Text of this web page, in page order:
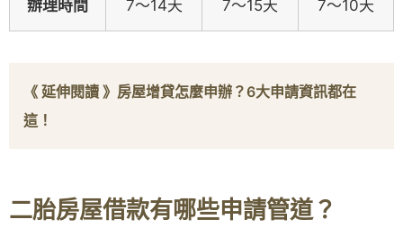
辦理時間 7～14天 7～15天 7～10天
《 延伸閱讀 》 房屋增貸怎麼申辦？6大申請資訊都在
這！
二胎房屋借款有哪些申請管道？